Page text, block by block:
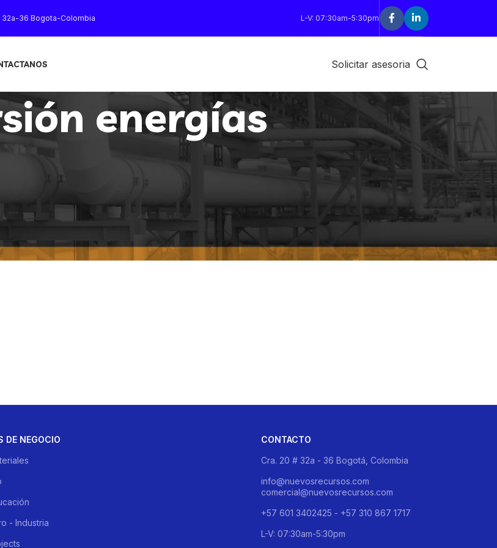
32a-36 Bogota-Colombia L-V: 07:30am-5:30pm
Solicitar asesoria
energías
18
DE NEGOCIO
- Industria
CONTACTO
Cra. 20 # 32a - 36 Bogotá, Colombia
info@nuevosrecursos.com
comercial@nuevosrecursos.com
+57 601 3402425 - +57 310 867 1717
L-V: 07:30am-5:30pm